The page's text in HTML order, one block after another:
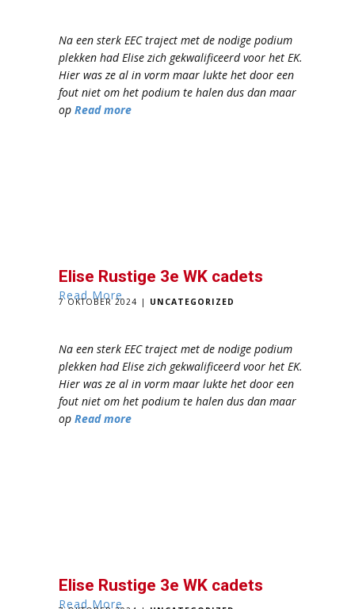
Na een sterk EEC traject met de nodige podium
plekken had Elise zich gekwalificeerd voor het EK.
Hier was ze al in vorm maar lukte het door een
fout niet om het podium te halen dus dan maar
op Read more
Read More
Elise Rustige 3e WK cadets
7 OKTOBER 2024 UNCATEGORIZED
Na een sterk EEC traject met de nodige podium
plekken had Elise zich gekwalificeerd voor het EK.
Hier was ze al in vorm maar lukte het door een
fout niet om het podium te halen dus dan maar
op Read more
Read More
Elise Rustige 3e WK cadets